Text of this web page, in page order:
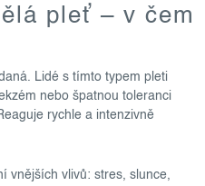
pleť – v čem
Lidé s tímto typem pleti
nebo špatnou toleranci
rychle a intenzivně
vnějších vlivů: stres, slunce,